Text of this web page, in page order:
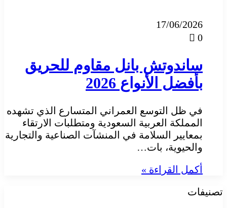
17/06/2026
0
ساندوتش بانل مقاوم للحريق
بأفضل الأنواع 2026
في ظل التوسع العمراني المتسارع الذي تشهده
المملكة العربية السعودية ومتطلبات الارتقاء
بمعايير السلامة في المنشآت الصناعية والتجارية
والحيوية، بات…
أكمل القراءة »
تصنيفات